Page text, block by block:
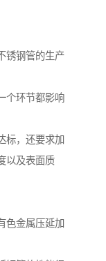
锈钢管的生产
个环节都影响
标，还要求加
以及表面质
色金属压延加